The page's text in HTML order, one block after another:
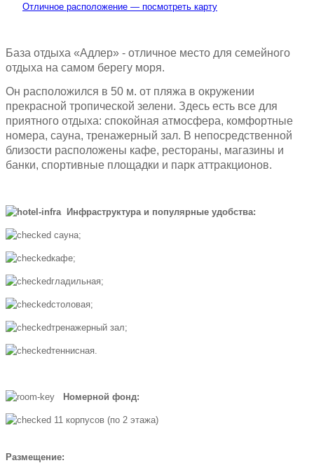
Отличное расположение — посмотреть карту
База отдыха «Адлер» - отличное место для семейного
отдыха на самом берегу моря.
Он расположился в 50 м. от пляжа в окружении
прекрасной тропической зелени. Здесь есть все для
приятного отдыха: спокойная атмосфера, комфортные
номера, сауна, тренажерный зал. В непосредственной
близости расположены кафе, рестораны, магазины и
банки, спортивные площадки и парк аттракционов.
Инфраструктура и популярные удобства:
сауна;
кафе;
гладильная;
столовая;
тренажерный зал;
теннисная.
Номерной фонд:
11 корпусов (по 2 этажа)
Размещение: